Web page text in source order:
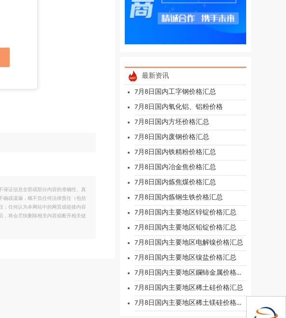
保证信息全部或部分内容的准确性、真
确或遗漏，概不负任何法律责任（包括
；任何认为本网站中的网页或链接内容
，将会尽快删除相关内容或断开相关链
最新资讯
7月8日国内工字钢价格汇总
7月8日国内氧化铝、铝粉价格
7月8日国内方坯价格汇总
7月8日国内废钢价格汇总
7月8日国内铁精粉价格汇总
7月8日国内冶金焦价格汇总
7月8日国内炼焦煤价格汇总
7月8日国内炼钢生铁价格汇总
7月8日国内主要地区锌锭价格汇总
7月8日国内主要地区铅锭价格汇总
7月8日国内主要地区电解镍价格汇总
7月8日国内主要地区镍盐价格汇总
7月8日国内主要地区鑭铈金属价格汇总
7月8日国内主要地区稀土硅价格汇总
7月8日国内主要地区稀土镁硅价格汇总